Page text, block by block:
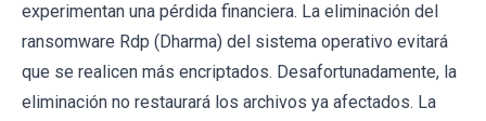
experimentan una pérdida financiera. La eliminación del
ransomware Rdp (Dharma) del sistema operativo evitará
que se realicen más encriptados. Desafortunadamente, la
eliminación no restaurará los archivos ya afectados. La